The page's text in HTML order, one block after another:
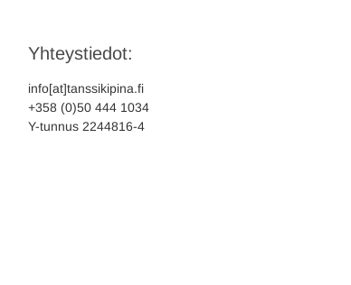
Yhteystiedot:
info[at]tanssikipina.fi
+358 (0)50 444 1034
Y-tunnus 2244816-4